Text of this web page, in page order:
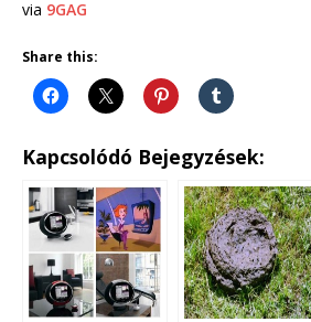
via 9GAG
Share this:
Kapcsolódó Bejegyzések: